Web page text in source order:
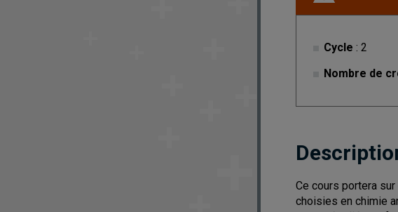
Cycle : 2
Nombre de
Ce cours portera
choisies en chimie